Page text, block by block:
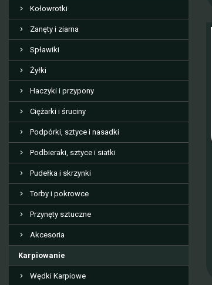
Kołowrotki
Zanęty i ziarna
Spławiki
Żyłki
Haczyki i przypony
Ciężarki i śruciny
Podpórki, sztyce i nasadki
Podbieraki, sztyce i siatki
Pudełka i skrzynki
Torby i pokrowce
Przynęty sztuczne
Akcesoria
Karpiowanie
Wędki Karpiowe